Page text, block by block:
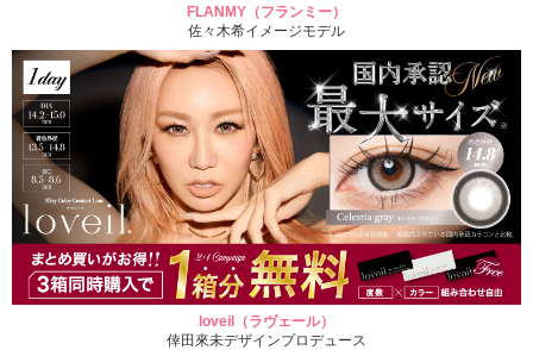
FLANMY（フランミー）
佐々木希イメージモデル
loveil（ラヴェール）
倖田來未デザインプロデュース